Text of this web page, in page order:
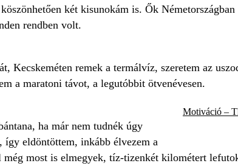
két kisunokám is. Ők
rendben volt.
Kecskeméten remek a termálvíz, szeretem az
a maratoni távot, a legutóbbit ötvenévesen.
Motiváció –
ha már nem tudnék úgy
így eldöntöttem, inkább élvezem a
most is elmegyek, tíz-tizenkét kilométert